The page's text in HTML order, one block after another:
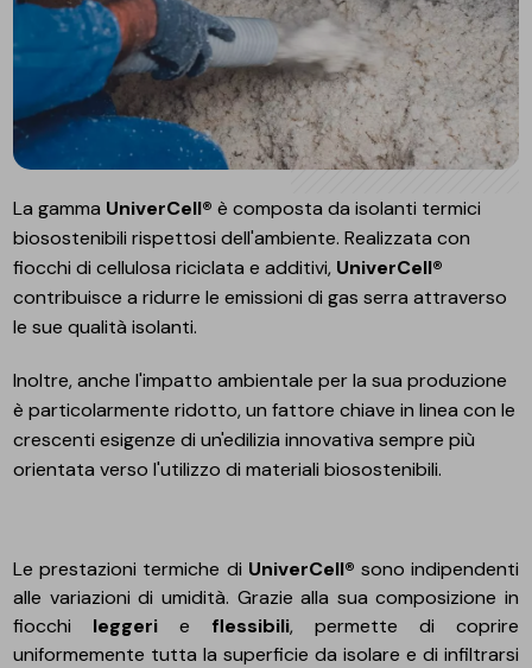
La gamma UniverCell® è composta da isolanti termici
biosostenibili rispettosi dell'ambiente. Realizzata con
fiocchi di cellulosa riciclata e additivi, UniverCell®
contribuisce a ridurre le emissioni di gas serra attraverso
le sue qualità isolanti.
Inoltre, anche l'impatto ambientale per la sua produzione
è particolarmente ridotto, un fattore chiave in linea con le
crescenti esigenze di un'edilizia innovativa sempre più
orientata verso l'utilizzo di materiali biosostenibili.
Le prestazioni termiche di UniverCell® sono indipendenti
alle variazioni di umidità. Grazie alla sua composizione in
fiocchi leggeri e flessibili, permette di coprire
uniformemente tutta la superficie da isolare e di infiltrarsi